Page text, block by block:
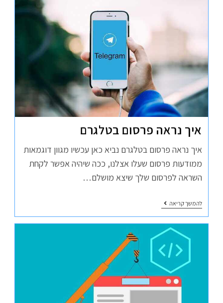
איך נראה פרסום בטלגרם
איך נראה פרסום בטלגרם נביא כאן עכשיו מגוון דוגמאות
ממודעות פרסום שעלו אצלנו, ככה שיהיה אפשר לקחת
השראה לפרסום שלך שיצא מושלם…
להמשך קריאה